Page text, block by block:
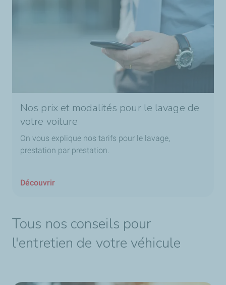
Nos prix et modalités pour le lavage de
votre voiture
On vous explique nos tarifs pour le lavage,
prestation par prestation.
Découvrir
Tous nos conseils pour
l'entretien de votre véhicule